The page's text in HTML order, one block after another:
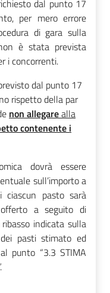
dal punto 17
per mero errore
di gara sulla
è stata prevista
i concorrenti.
dal punto 17
rispetto della par
non allegarealla
contenente i
dovrà essere
sull’importo a
pasto sarà
offerto a seguito di
indicata sulla
pasti stimato ed
punto “3.3 STIMA